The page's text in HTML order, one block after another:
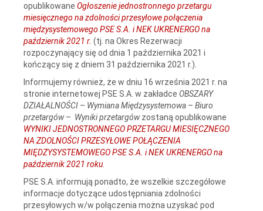
opublikowane Ogłoszenie jednostronnego przetargu
miesięcznego na zdolności przesyłowe połączenia
międzysystemowego PSE S.A. i NEK UKRENERGO na
październik 2021 r. (tj. na Okres Rezerwacji
rozpoczynający się od dnia 1 października 2021 i
kończący się z dniem 31 października 2021 r.).
Informujemy również, że w dniu 16 września 2021 r. na
stronie internetowej PSE S.A. w zakładce OBSZARY
DZIAŁALNOŚCI – Wymiana Międzysystemowa – Biuro
przetargów– Wyniki przetargówzostaną opublikowane
WYNIKI JEDNOSTRONNEGO PRZETARGU MIESIĘCZNEGO
NA ZDOLNOŚCI PRZESYŁOWE POŁĄCZENIA
MIĘDZYSYSTEMOWEGO PSE S.A. i NEK UKRENERGO na
październik 2021 roku
PSE S.A. informują ponadto, że wszelkie szczegółowe
informacje dotyczące udostępniania zdolności
przesyłowych w/w połączenia można uzyskać pod